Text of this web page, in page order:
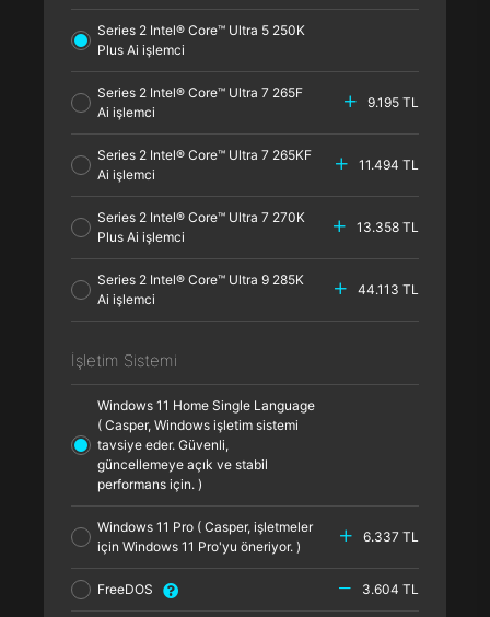
Series 2 Intel® Core™ Ultra 5 250K
Plus Ai işlemci
Series 2 Intel® Core™ Ultra 7 265F
Ai işlemci
9.195 TL
Series 2 Intel® Core™ Ultra 7 265KF
Ai işlemci
11.494 TL
Series 2 Intel® Core™ Ultra 7 270K
Plus Ai işlemci
13.358 TL
Series 2 Intel® Core™ Ultra 9 285K
Ai işlemci
44.113 TL
İşletim Sistemi
Windows 11 Home Single Language
( Casper, Windows işletim sistemi
tavsiye eder. Güvenli,
güncellemeye açık ve stabil
performans için. )
Windows 11 Pro ( Casper, işletmeler
için Windows 11 Pro'yu öneriyor. )
6.337 TL
FreeDOS 3.604 TL